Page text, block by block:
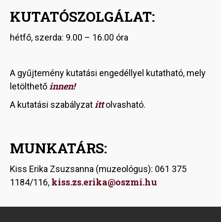
KUTATÓSZOLGÁLAT:
hétfő, szerda: 9.00 – 16.00 óra
A gyűjtemény kutatási engedéllyel kutatható, mely
letölthetőinnen!
A kutatási szabályzatitt olvasható.
MUNKATÁRS:
Kiss Erika Zsuzsanna (muzeológus): 061 375
1184/116, kiss.zs.erika@oszmi.hu